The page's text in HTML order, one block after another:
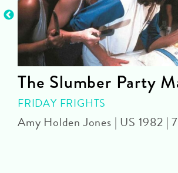
The Slumber Party
FRIDAY FRIGHTS
Amy Holden Jones | US 1982 |